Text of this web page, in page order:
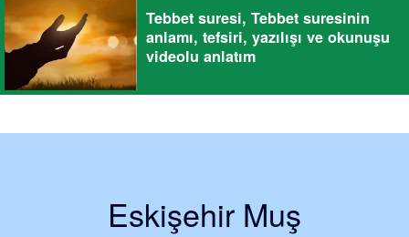
Tebbet suresi, Tebbet suresinin
anlamı, tefsiri, yazılışı ve okunuşu
videolu anlatım
Eskişehir Muş